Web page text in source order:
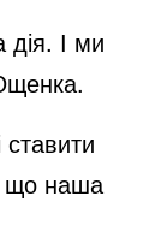
І ми
що наша